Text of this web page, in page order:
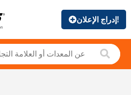
إدراج الإعلان!